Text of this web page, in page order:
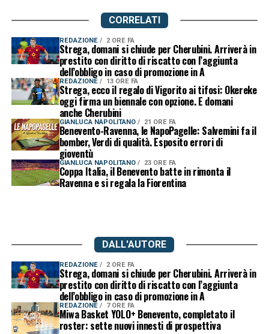
CORRELATI
REDAZIONE 2 ORE FA
Strega, domani si chiude per Cherubini. Arriverà in
prestito con diritto di riscatto con l’aggiunta
dell’obbligo in caso di promozione in A
REDAZIONE 13 ORE FA
Strega, ecco il regalo di Vigorito ai tifosi: Okereke
oggi firma un biennale con opzione. E domani
anche Cherubini
GIANLUCA NAPOLITANO 21 ORE FA
Benevento-Ravenna, le NapoPagelle: Salvemini fa il
bomber, Verdi di qualità. Esposito errori di
gioventù
GIANLUCA NAPOLITANO 23 ORE FA
Coppa Italia, il Benevento batte in rimonta il
Ravenna e si regala la Fiorentina
DALL'AUTORE
REDAZIONE 2 ORE FA
Strega, domani si chiude per Cherubini. Arriverà in
prestito con diritto di riscatto con l’aggiunta
dell’obbligo in caso di promozione in A
REDAZIONE 7 ORE FA
Miwa Basket YOLO+ Benevento, completato il
roster: sette nuovi innesti di prospettiva